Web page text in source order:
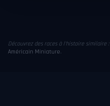
Découvrez des races à l'histoire similaire :
Américain Miniature.